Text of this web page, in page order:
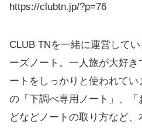
https://clubtn.jp/?p=76
CLUB TNを一緒に運営して
ーズノート。一人旅が大好
ートをしっかりと使われて
の「下調べ専用ノート」、
どなどノートの取り方など、